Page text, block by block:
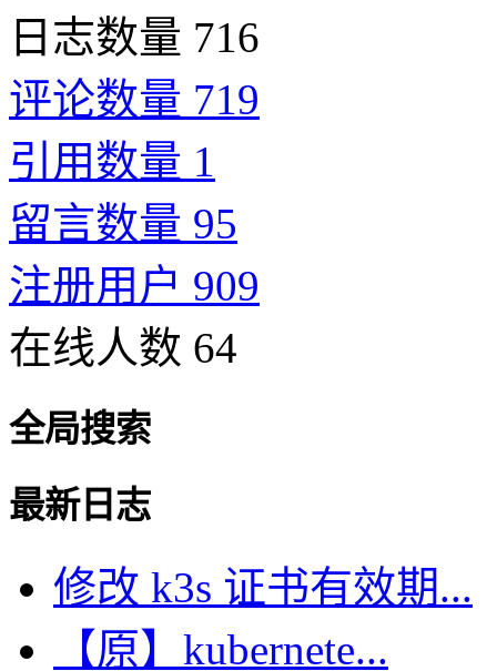
日志数量 716
评论数量 719
引用数量 1
留言数量 95
注册用户 909
在线人数 64
全局搜索
最新日志
修改 k3s 证书有效期...
【原】kubernete...